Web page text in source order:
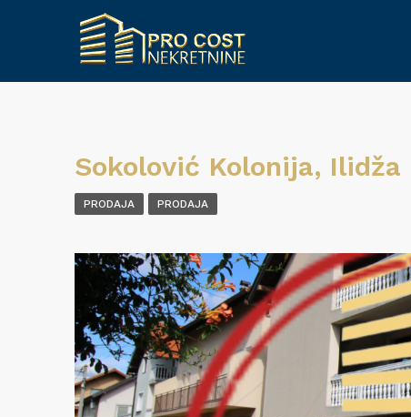
Sokolović Kolonija, Ilidža
PRODAJA PRODAJA